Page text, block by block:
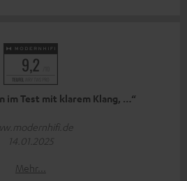
im Test mit klarem Klang, …“
14.01.2025
Mehr...